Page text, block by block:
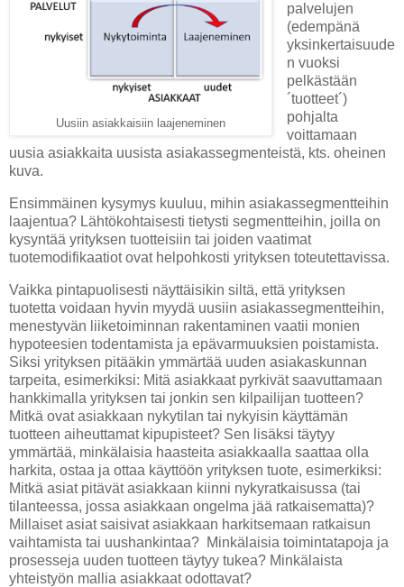
Uusiin asiakkaisiin laajeneminen
palvelujen
(edempänä
yksinkertaisuude
n vuoksi
pelkästään
´tuotteet´)
pohjalta
voittamaan
uusia asiakkaita uusista asiakassegmenteistä, kts. oheinen
kuva.
Ensimmäinen kysymys kuuluu, mihin asiakassegmentteihin
laajentua? Lähtökohtaisesti tietysti segmentteihin, joilla on
kysyntää yrityksen tuotteisiin tai joiden vaatimat
tuotemodifikaatiot ovat helpohkosti yrityksen toteutettavissa.
Vaikka pintapuolisesti näyttäisikin siltä, että yrityksen
tuotetta voidaan hyvin myydä uusiin asiakassegmentteihin,
menestyvän liiketoiminnan rakentaminen vaatii monien
hypoteesien todentamista ja epävarmuuksien poistamista.
Siksi yrityksen pitääkin ymmärtää uuden asiakaskunnan
tarpeita, esimerkiksi: Mitä asiakkaat pyrkivät saavuttamaan
hankkimalla yrityksen tai jonkin sen kilpailijan tuotteen?
Mitkä ovat asiakkaan nykytilan tai nykyisin käyttämän
tuotteen aiheuttamat kipupisteet? Sen lisäksi täytyy
ymmärtää, minkälaisia haasteita asiakkaalla saattaa olla
harkita, ostaa ja ottaa käyttöön yrityksen tuote, esimerkiksi:
Mitkä asiat pitävät asiakkaan kiinni nykyratkaisussa (tai
tilanteessa, jossa asiakkaan ongelma jää ratkaisematta)?
Millaiset asiat saisivat asiakkaan harkitsemaan ratkaisun
vaihtamista tai uushankintaa? Minkälaisia toimintatapoja ja
prosesseja uuden tuotteen täytyy tukea? Minkälaista
yhteistyön mallia asiakkaat odottavat?